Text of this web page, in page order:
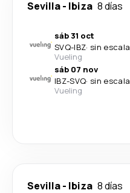
Sevilla- Ibiza 8 días
sáb 31 oct
SVQ-IBZ· sin escala
Vueling
sáb 07 nov
IBZ-SVQ· sin escala
Vueling
Sevilla- Ibiza 8 días